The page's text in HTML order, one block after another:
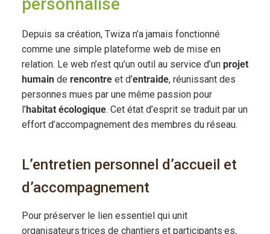
Depuis sa création, Twiza n’a jamais fonctionné
comme une simple plateforme web de mise en
relation. Le web n’est qu’un outil au service d’un projet
humainde rencontreet d’entraide, réunissant des
personnes mues par une même passion pour
l’habitat écologique. Cet état d’esprit se traduit par un
effort d’accompagnement des membres du réseau.
L’entretien personnel d’accueil et
d’accompagnement
Pour préserver le lien essentiel qui unit
organisateurs·trices de chantiers et participants·es,